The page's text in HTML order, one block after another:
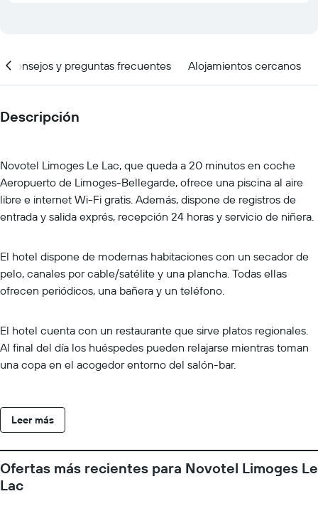
Consejos y preguntas frecuentes Alojamientos cercanos
Descripción
Novotel Limoges Le Lac, que queda a 20 minutos en coche
Aeropuerto de Limoges-Bellegarde, ofrece una piscina al aire
libre e internet Wi-Fi gratis. Además, dispone de registros de
entrada y salida exprés, recepción 24 horas y servicio de niñera.
El hotel dispone de modernas habitaciones con un secador de
pelo, canales por cable/satélite y una plancha. Todas ellas
ofrecen periódicos, una bañera y un teléfono.
El hotel cuenta con un restaurante que sirve platos regionales.
Al final del día los huéspedes pueden relajarse mientras toman
una copa en el acogedor entorno del salón-bar.
Leer más
Ofertas más recientes para Novotel Limoges Le
Lac